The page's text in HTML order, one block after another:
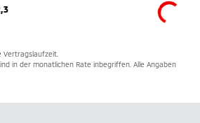
Vertragslaufzeit.
in der monatlichen Rate inbegriffen. Alle Angaben